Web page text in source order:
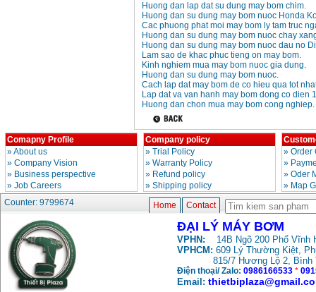
Price:19990000
May bom hut gieng
sau Shimizu PC260
(750W)
Price:2950000VND
Huong dan lap dat su dung may bom chim.
Huong dan su dung may bom nuoc Honda
Cac phuong phat moi may bom ly tam truc
Huong dan su dung may bom nuoc chay
Huong dan su dung may bom nuoc dau no
Lam sao de khac phuc tieng on may bom.
Kinh nghiem mua may bom nuoc gia dung.
Huong dan su dung may bom nuoc.
Cach lap dat may bom de co hieu qua tot
Lap dat va van hanh may bom dong co dien
Huong dan chon mua may bom cong nghiep.
Comapny Profile
»About us
» Company Vision
» Business perspective
» Job Careers
Company policy
» Trial Policy
» Warranty Policy
» Refund policy
» Shipping policy
» Order
»
» Oder
» Map
Counter: 9799674
Home Contact
ĐẠI LÝ MÁY BƠM
VPHN: 14B Ngõ 200 Phố Vĩnh
VPHCM: 609 Lý Thường Kiệt,
815/7 Hương Lộ 2, Bình
Điện thoại/ Zalo: 0986166533 *
Email: